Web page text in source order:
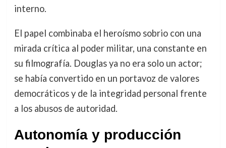
interno.
El papel combinaba el heroísmo sobrio con una
mirada crítica al poder militar, una constante en
su filmografía. Douglas ya no era solo un actor;
se había convertido en un portavoz de valores
democráticos y de la integridad personal frente
a los abusos de autoridad.
Autonomía y producción